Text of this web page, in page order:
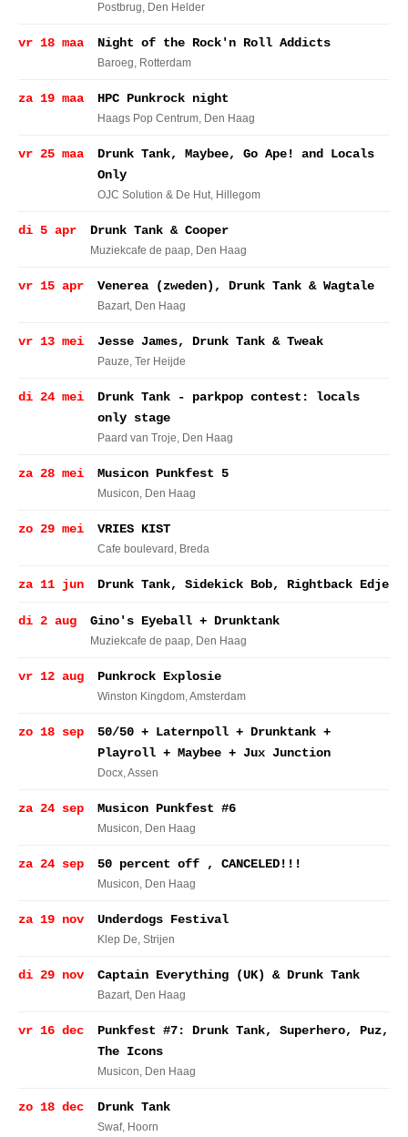
Postbrug, Den Helder
vr 18 maa Night of the Rock'n Roll Addicts
Baroeg, Rotterdam
za 19 maa HPC Punkrock night
Haags Pop Centrum, Den Haag
vr 25 maa
Drunk Tank, Maybee, Go Ape! and Locals
Only
OJC Solution & De Hut, Hillegom
di 5 apr Drunk Tank & Cooper
Muziekcafe de paap, Den Haag
vr 15 apr Venerea (zweden), Drunk Tank & Wagtale
Bazart, Den Haag
vr 13 mei Jesse James, Drunk Tank & Tweak
Pauze, Ter Heijde
di 24 mei
Drunk Tank - parkpop contest: locals
only stage
Paard van Troje, Den Haag
za 28 mei Musicon Punkfest 5
Musicon, Den Haag
zo 29 mei VRIES KIST
Cafe boulevard , Breda
za 11 jun Drunk Tank, Sidekick Bob, Rightback Edje
di 2 aug Gino's Eyeball + Drunktank
Muziekcafe de paap, Den Haag
vr 12 aug Punkrock Explosie
Winston Kingdom, Amsterdam
zo 18 sep
50/50 + Laternpoll + Drunktank +
Playroll + Maybee + Jux Junction
Docx, Assen
za 24 sep Musicon Punkfest #6
Musicon, Den Haag
za 24 sep 50 percent off , CANCELED!!!
Musicon, Den Haag
za 19 nov Underdogs Festival
Klep De, Strijen
di 29 nov Captain Everything (UK) & Drunk Tank
Bazart, Den Haag
vr 16 dec
Punkfest #7: Drunk Tank, Superhero, Puz,
The Icons
Musicon, Den Haag
zo 18 dec Drunk Tank
Swaf, Hoorn